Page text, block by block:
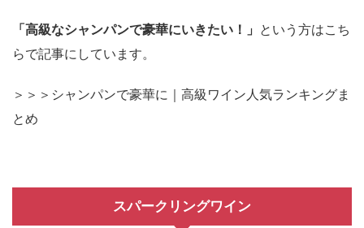
「高級なシャンパンで豪華にいきたい！」 という方はこち
らで記事にしています。
＞＞＞シャンパンで豪華に｜高級ワイン人気ランキングま
とめ
スパークリングワイン